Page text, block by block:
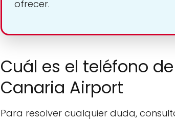
ofrecer.
Cuál es el teléfono
Canaria Airport
Para resolver cualquier duda,